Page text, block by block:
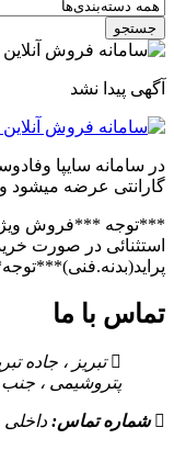
جستجو
آگهی پیدا نشد
در سامانه سایپا
گارانتی عرضه میشود
استثنائی در صورت
تماس با ما
تبریز ، جاده
پتروشیمی ،
شماره تماس: داخلی 4 - 34219000 041 / 09054299340